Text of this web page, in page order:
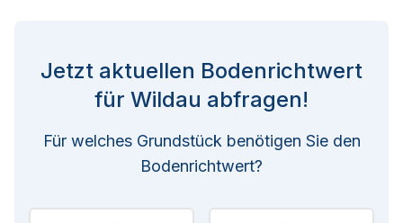
Jetzt aktuellen Bodenrichtwert
für Wildau abfragen!
Für welches Grundstück benötigen Sie den
Bodenrichtwert?